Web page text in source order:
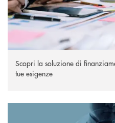
Scopri la soluzione di
tue esigenze